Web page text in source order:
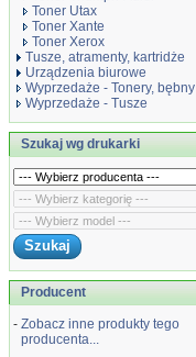
Toner Utax
Toner Xante
Toner Xerox
Tusze, atramenty, kartridże
Urządzenia biurowe
Wyprzedaże - Tonery, bębny
Wyprzedaże - Tusze
Szukaj wg drukarki
Producent
- Zobacz inne produkty tego
producenta...